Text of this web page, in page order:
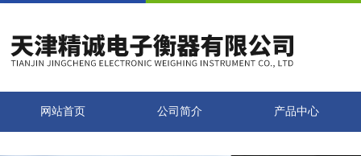
网站首页 公司简介 产品中心